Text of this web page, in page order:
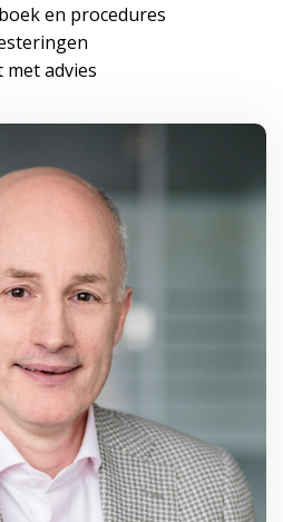
en procedures
advies